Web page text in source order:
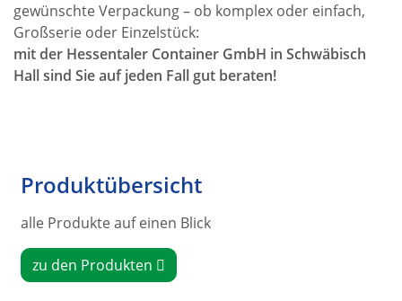
gewünschte Verpackung – ob komplex oder einfach,
Großserie oder Einzelstück:
mit der Hessentaler Container GmbH in Schwäbisch
Hall sind Sie auf jeden Fall gut beraten!
Produktübersicht
alle Produkte auf einen Blick
zu den Produkten